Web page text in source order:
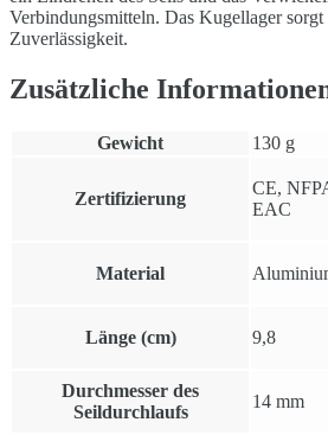
Verbindungsmitteln. Das Kugellager
Zuverlässigkeit.
Zusätzliche
Gewicht 130 g
Zertifizierung
CE,
EAC
Material
Länge (cm) 9,8
Durchmesser des
Seildurchlaufs
14 mm